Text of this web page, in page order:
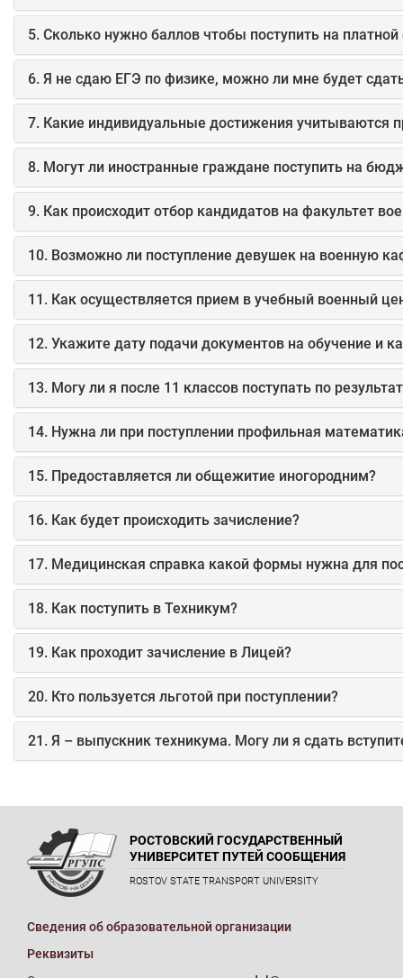
5. Сколько нужно баллов чтобы поступить на платной
6. Я не сдаю ЕГЭ по физике, можно ли мне будет
7. Какие индивидуальные достижения учитываются
8. Могут ли иностранные граждане поступить на
9. Как происходит отбор кандидатов на факультет
10. Возможно ли поступление девушек на военную
11. Как осуществляется прием в учебный военный
12. Укажите дату подачи документов на обучение и
13. Могу ли я после 11 классов поступать по
14. Нужна ли при поступлении профильная
15. Предоставляется ли общежитие иногородним?
16. Как будет происходить зачисление?
17. Медицинская справка какой формы нужна для
18. Как поступить в Техникум?
19. Как проходит зачисление в Лицей?
20. Кто пользуется льготой при поступлении?
21. Я – выпускник техникума. Могу ли я сдать
РОСТОВСКИЙ ГОСУДАРСТВЕННЫЙ
УНИВЕРСИТЕТ ПУТЕЙ СООБЩЕНИЯ
ROSTOV STATE TRANSPORT UNIVERSITY
Сведения об образовательной организации
Реквизиты